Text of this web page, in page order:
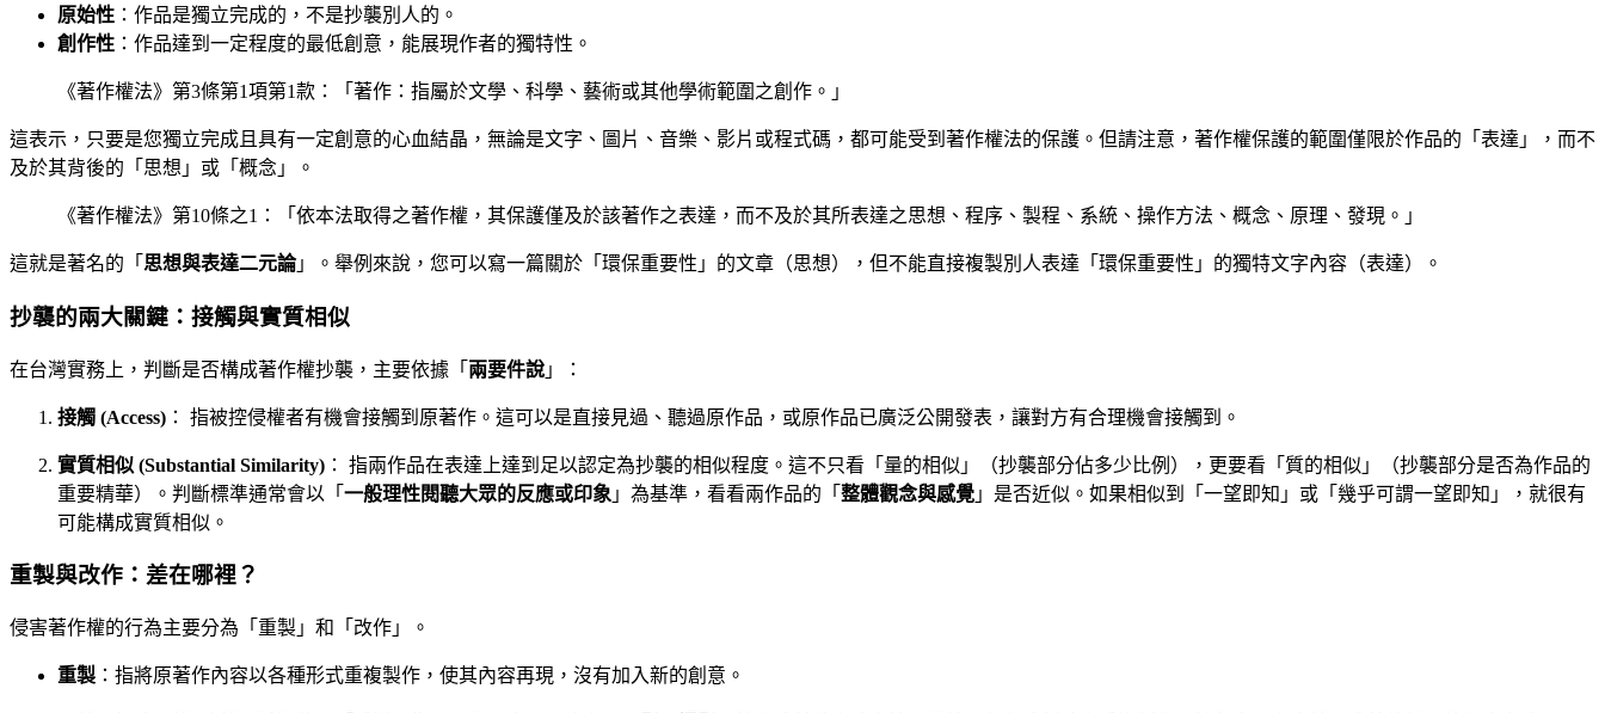
原始性 ：作品是獨立完成的，不是抄襲別人的。
創作性 ：作品達到一定程度的最低創意，能展現作者的獨特性。
《著作權法》第3條第1項第1款：「著作：指屬於文學、科學、藝術或其他學術範圍之創作。」
這表示，只要是您獨立完成且具有一定創意的心血結晶，無論是文字、圖片、音樂、影片或程式碼，都可能受到著作權法的保護。但請注意，著作權保護的範圍僅限於作品的「表達」，而不
及於其背後的「思想」或「概念」。
《著作權法》第10條之1：「依本法取得之著作權，其保護僅及於該著作之表達，而不及於其所表達之思想、程序、製程、系統、操作方法、概念、原理、發現。」
這就是著名的「 思想與表達二元論」。舉例來說，您可以寫一篇關於「環保重要性」的文章（思想），但不能直接複製別人表達「環保重要性」的獨特文字內容（表達）。
抄襲的兩大關鍵：接觸與實質相似
在台灣實務上，判斷是否構成著作權抄襲，主要依據「 兩要件說 」：
接觸 (Access) ： 指被控侵權者有機會接觸到原著作。這可以是直接見過、聽過原作品，或原作品已廣泛公開發表，讓對方有合理機會接觸到。
實質相似 (Substantial Similarity) ： 指兩作品在表達上達到足以認定為抄襲的相似程度。這不只看「量的相似」（抄襲部分佔多少比例），更要看「質的相似」（抄襲部分是否為作品的
重要精華）。判斷標準通常會以「 一般理性閱聽大眾的反應或印象 」為基準，看看兩作品的「 整體觀念與感覺 」是否近似。如果相似到「一望即知」或「幾乎可謂一望即知」，就很有
可能構成實質相似。
重製與改作：差在哪裡？
侵害著作權的行為主要分為「重製」和「改作」。
重製 ：指將原著作內容以各種形式重複製作，使其內容再現，沒有加入新的創意。